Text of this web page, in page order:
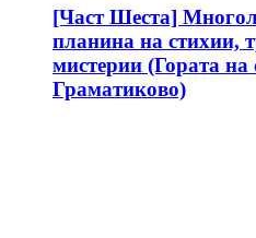
[Част Шеста]
планина на стихии,
мистерии (Гората на
Граматиково)